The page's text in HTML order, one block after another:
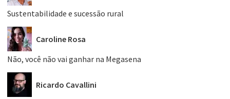
Sustentabilidade e sucessão rural
Caroline Rosa
Não, você não vai ganhar na Megasena
Ricardo Cavallini